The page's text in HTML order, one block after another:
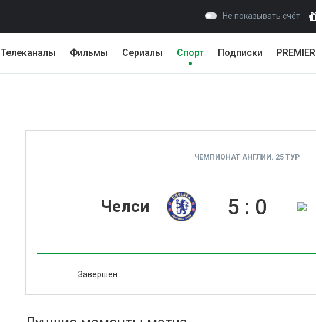
Не показывать счёт
Телеканалы Фильмы Сериалы Спорт Подписки PREMIER
ЧЕМПИОНАТ АНГЛИИ. 25 ТУР
Челси 5: 0
Завершен